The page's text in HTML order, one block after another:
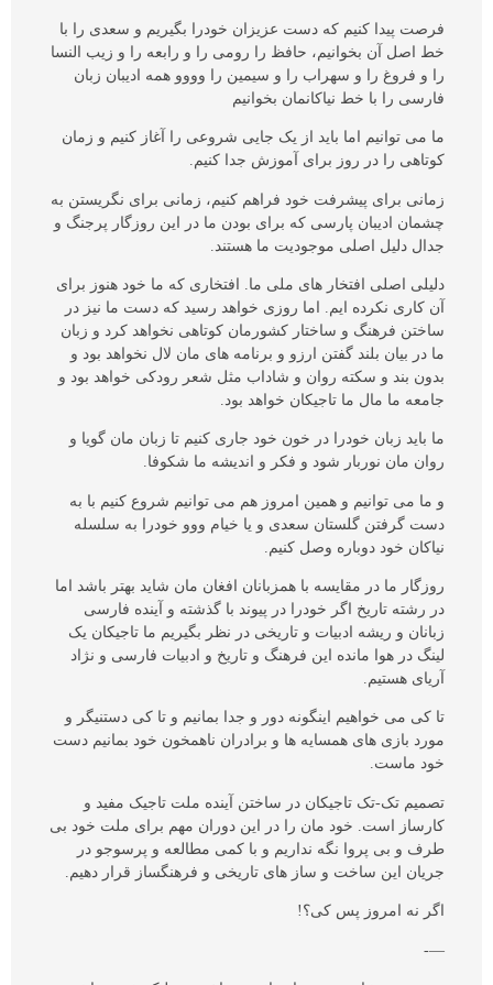
فرصت پیدا کنیم که دست عزیزان خودرا بگیریم و سعدی را با
خط اصل آن بخوانیم، حافظ را رومی را و رابعه را و زیب النسا
را و فروغ را و سهراب را و سیمین را وووو همه ادیبان زبان
فارسی را با خط نیاکانمان بخوانیم
ما می توانیم اما باید از یک جایی شروعی را آغاز کنیم و زمان
کوتاهی را در روز برای آموزش جدا کنیم.
زمانی برای پیشرفت خود فراهم کنیم، زمانی برای نگریستن به
چشمان ادیبان پارسی که برای بودن ما در این روزگار پرجنگ و
جدال دلیل اصلی موجودیت ما هستند.
دلیلی اصلی افتخار های ملی ما. افتخاری که ما خود هنوز برای
آن کاری نکرده ایم. اما روزی خواهد رسید که دست ما نیز در
ساختن فرهنگ و ساختار کشورمان کوتاهی نخواهد کرد و زبان
ما در بیان بلند گفتن ارزو و برنامه های مان لال نخواهد بود و
بدون بند و سکته روان و شاداب مثل شعر رودکی خواهد بود و
جامعه ما مال ما تاجیکان خواهد بود.
ما باید زبان خودرا در خون خود جاری کنیم تا زبان مان گویا و
روان مان نوربار شود و فکر و اندیشه ما شکوفا.
و ما می توانیم و همین امروز هم می توانیم شروع کنیم با به
دست گرفتن گلستان سعدی و یا خیام ووو خودرا به سلسله
نیاکان خود دوباره وصل کنیم.
روزگار ما در مقایسه با همزبانان افغان مان شاید بهتر باشد اما
در رشته تاریخ اگر خودرا در پیوند با گذشته و آینده فارسی
زبانان و ریشه ادبیات و تاریخی در نظر بگیریم ما تاجیکان یک
لینگ در هوا مانده این فرهنگ و تاریخ و ادبیات فارسی و نژاد
آریای هستیم.
تا کی می خواهیم اینگونه دور و جدا بمانیم و تا کی دستنیگر و
مورد بازی های همسایه ها و برادران ناهمخون خود بمانیم دست
خود ماست.
تصمیم تک-تک تاجیکان در ساختن آینده ملت تاجیک مفید و
کارساز است. خود مان را در این دوران مهم برای ملت خود بی
طرف و بی پروا نگه نداریم و با کمی مطالعه و پرسوجو در
جریان این ساخت و ساز های تاریخی و فرهنگساز قرار دهیم.
اگر نه امروز پس کی؟!
—-